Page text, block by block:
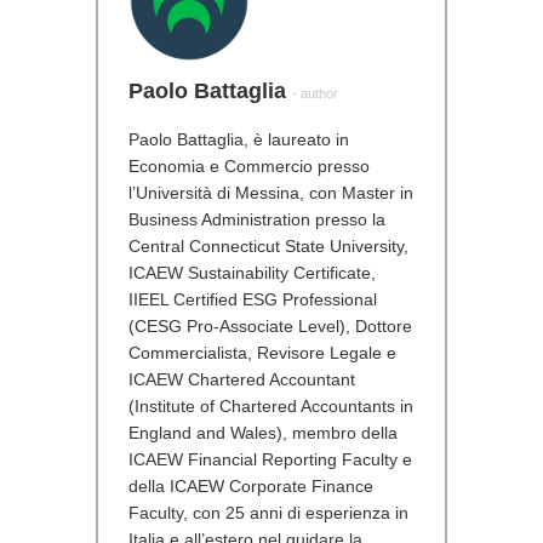
Paolo Battaglia - author
Paolo Battaglia, è laureato in
Economia e Commercio presso
l’Università di Messina, con Master in
Business Administration presso la
Central Connecticut State University,
ICAEW Sustainability Certificate,
IIEEL Certified ESG Professional
(CESG Pro-Associate Level), Dottore
Commercialista, Revisore Legale e
ICAEW Chartered Accountant
(Institute of Chartered Accountants in
England and Wales), membro della
ICAEW Financial Reporting Faculty e
della ICAEW Corporate Finance
Faculty, con 25 anni di esperienza in
Italia e all’estero nel guidare la